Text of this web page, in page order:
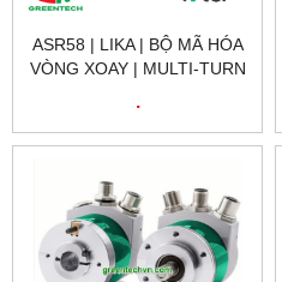
ASR58 | LIKA | BỘ MÃ HÓA
VÒNG XOAY | MULTI-TURN
.